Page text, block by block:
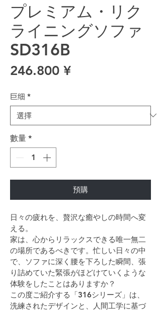
プレミアム・リク
ライニングソファ
SD316B
246.800 ¥價格
巨细 *
數量 *
預購
日々の疲れを、贅沢な癒やしの時間へ変
える。
家は、心からリラックスできる唯一無二
の場所であるべきです。忙しい日々の中
で、ソファに深く腰を下ろした瞬間、張
り詰めていた緊張がほどけていくような
体験をしたことはありますか？
この度ご紹介する「316シリーズ」は、
洗練されたデザインと、人間工学に基づ